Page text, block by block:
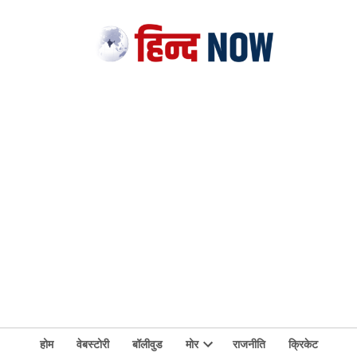
होम वेबस्टोरी बॉलीवुड मोर राजनीति
क्रिकेट